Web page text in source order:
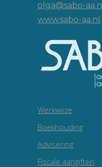
olga@sabo-aa.nl
www.sabo-aa.nl
Werkwijze
Boekhouding
Advisering
Fiscale aangiften